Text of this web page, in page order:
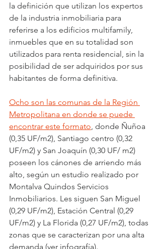
la definición que utilizan los expertos
de la industria inmobiliaria para
referirse a los edificios multifamily,
inmuebles que en su totalidad son
utilizados para renta residencial, sin la
posibilidad de ser adquiridos por sus
habitantes de forma definitiva.
Ocho son las comunas de la Región
Metropolitana en donde se puede
encontrar este formato, donde Ñuñoa
(0,35 UF/m2), Santiago centro (0,32
UF/m2) y San Joaquín (0,30 UF/ m2)
poseen los cánones de arriendo más
alto, según un estudio realizado por
Montalva Quindos Servicios
Inmobiliarios. Les siguen San Miguel
(0,29 UF/m2), Estación Central (0,29
UF/m2) y La Florida (0,27 UF/m2), todas
zonas que se caracterizan por una alta
demanda (ver infografía).